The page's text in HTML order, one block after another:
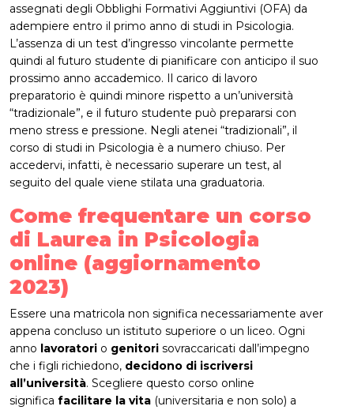
assegnati degli Obblighi Formativi Aggiuntivi (OFA) da
adempiere entro il primo anno di studi in Psicologia.
L’assenza di un test d’ingresso vincolante permette
quindi al futuro studente di pianificare con anticipo il suo
prossimo anno accademico. Il carico di lavoro
preparatorio è quindi minore rispetto a un’università
“tradizionale”, e il futuro studente può prepararsi con
meno stress e pressione. Negli atenei “tradizionali”, il
corso di studi in Psicologia è a numero chiuso. Per
accedervi, infatti, è necessario superare un test, al
seguito del quale viene stilata una graduatoria.
Come frequentare un corso
di Laurea in Psicologia
online (aggiornamento
2023)
Essere una matricola non significa necessariamente aver
appena concluso un istituto superiore o un liceo. Ogni
anno lavoratori o genitori sovraccaricati dall’impegno
che i figli richiedono, decidono di iscriversi
all’università. Scegliere questo corso online
significa facilitare la vita (universitaria e non solo) a